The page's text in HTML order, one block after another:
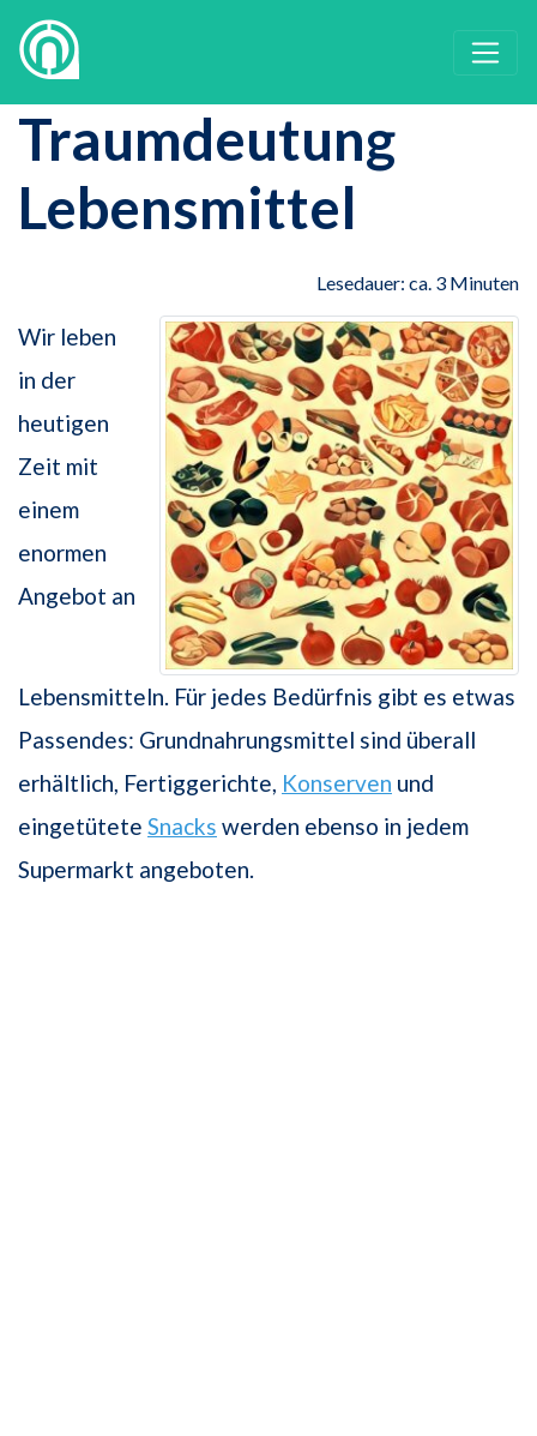
Traumdeutung
Lebensmittel
Lesedauer: ca. 3 Minuten
Wir leben
in der
heutigen
Zeit mit
einem
enormen
Angebot an
Lebensmitteln. Für jedes Bedürfnis gibt es etwas
Passendes: Grundnahrungsmittel sind überall
erhältlich, Fertiggerichte, Konserven und
eingetütete Snacks werden ebenso in jedem
Supermarkt angeboten.